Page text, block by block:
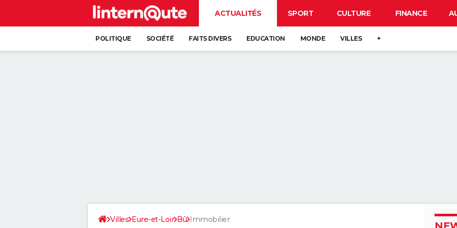
ACTUALITÉS SPORT CULTURE FINANCE
POLITIQUE SOCIÉTÉ FAITS DIVERS EDUCATION MONDE VILLES +
Villes Eure-et-Loir Bû Immobilier